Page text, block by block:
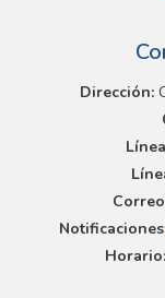
Dirección:
Horario: